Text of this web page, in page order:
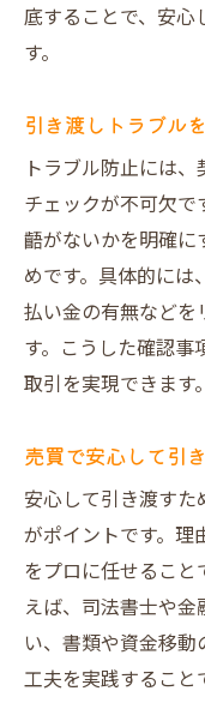
底することで、安
す。
引き渡しトラブル
トラブル防止には
チェックが不可欠
齬がないかを明確
めです。具体的に
払い金の有無など
す。こうした確認
取引を実現できます。
売買で安心して引
安心して引き渡す
がポイントです。
をプロに任せるこ
えば、司法書士や
い、書類や資金移
工夫を実践するこ